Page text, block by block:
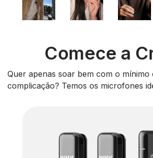
Comece a
Quer apenas soar bem com o mínimo
complicação? Temos os microfones